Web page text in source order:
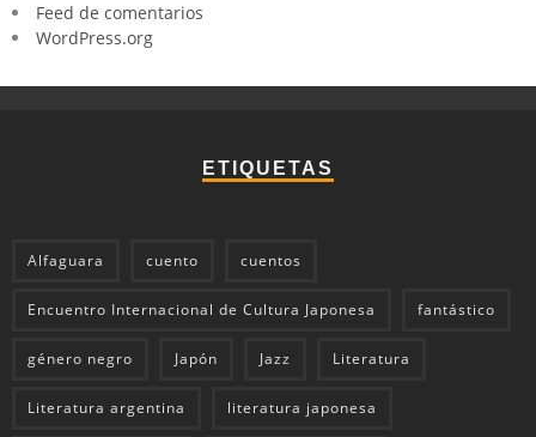
Feed de comentarios
WordPress.org
ETIQUETAS
Alfaguara cuento cuentos
Encuentro Internacional de Cultura Japonesa fantástico
género negro Japón Jazz Literatura
Literatura argentina literatura japonesa